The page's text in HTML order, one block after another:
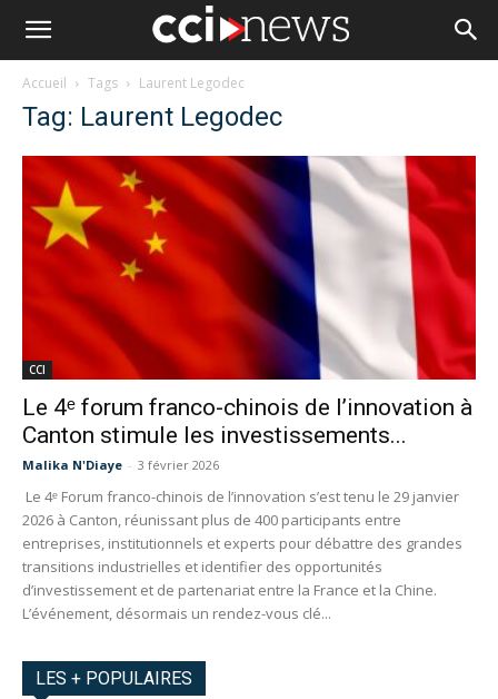
Accueil Tags Laurent Legodec
Tag: Laurent Legodec
CCI
Le 4ᵉ forum franco-chinois de l’innovation à
Canton stimule les investissements...
Malika N'Diaye - 3 février 2026
Le 4ᵉ Forum franco-chinois de l’innovation s’est tenu le 29 janvier
2026 à Canton, réunissant plus de 400 participants entre
entreprises, institutionnels et experts pour débattre des grandes
transitions industrielles et identifier des opportunités
d’investissement et de partenariat entre la France et la Chine.
L’événement, désormais un rendez-vous clé...
LES + POPULAIRES